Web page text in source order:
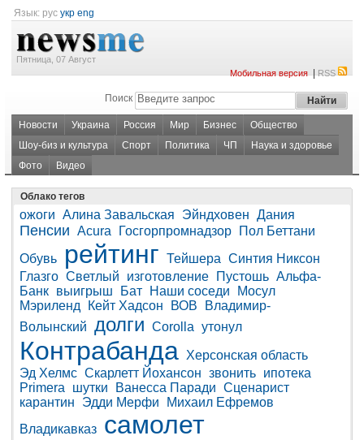
Язык: рус укр eng
Пятница, 07 Август
Мобильная версия|RSS
Поиск
Новости Украина Россия Мир Бизнес
Общество
Шоу-биз и культура
Спорт Политика ЧП
Наука и здоровье
Фото
Видео
Облако тегов
ожоги Алина Завальская Эйндховен Дания
Пенсии Acura Госгорпромнадзор
Пол Беттани
Обувь
рейтинг Тейшера Синтия Никсон
Глазго Светлый изготовление Пустошь Альфа-
Банк выигрыш Бат Наши соседи
Мосул
Мэриленд
Кейт Хадсон ВОВ
Владимир-
Волынский долги Corolla утонул
Контрабанда Херсонская область
Эд Хелмс Скарлетт Йохансон звонить ипотека
Primera
шутки Ванесса Паради Сценарист
карантин
Эдди Мерфи
Михаил Ефремов
Владикавказ самолет